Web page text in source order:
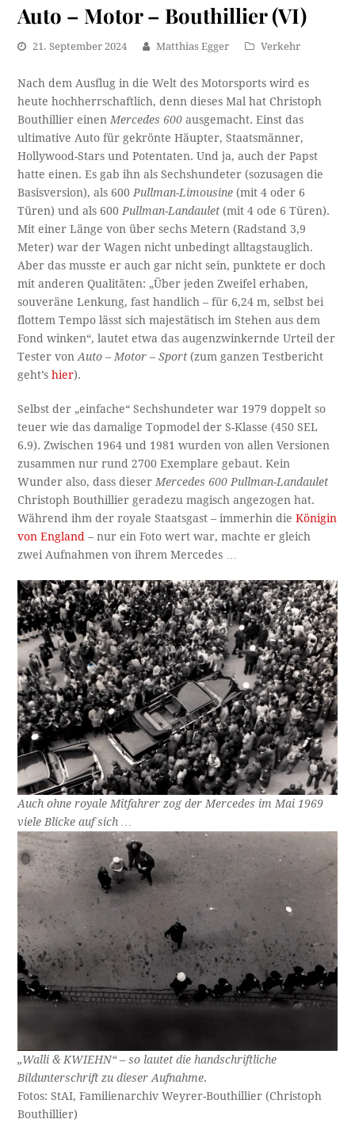
Auto – Motor – Bouthillier (VI)
21. September 2024 Matthias Egger Verkehr
Nach dem Ausflug in die Welt des Motorsports wird es
heute hochherrschaftlich, denn dieses Mal hat Christoph
Bouthillier einen Mercedes 600ausgemacht. Einst das
ultimative Auto für gekrönte Häupter, Staatsmänner,
Hollywood-Stars und Potentaten. Und ja, auch der Papst
hatte einen. Es gab ihn als Sechshundeter (sozusagen die
Basisversion), als 600 Pullman-Limousine (mit 4 oder 6
Türen) und als 600 Pullman-Landaulet(mit 4 ode 6 Türen).
Mit einer Länge von über sechs Metern (Radstand 3,9
Meter) war der Wagen nicht unbedingt alltagstauglich.
Aber das musste er auch gar nicht sein, punktete er doch
mit anderen Qualitäten: „Über jeden Zweifel erhaben,
souveräne Lenkung, fast handlich – für 6,24 m, selbst bei
flottem Tempo lässt sich majestätisch im Stehen aus dem
Fond winken“, lautet etwa das augenzwinkernde Urteil der
Tester vonAuto – Motor – Sport(zum ganzen Testbericht
geht’shier).
Selbst der „einfache“ Sechshundeter war 1979 doppelt so
teuer wie das damalige Topmodel der S-Klasse (450 SEL
6.9). Zwischen 1964 und 1981 wurden von allen Versionen
zusammen nur rund 2700 Exemplare gebaut. Kein
Wunder also, dass dieser Mercedes 600 Pullman-Landaulet
Christoph Bouthillier geradezu magisch angezogen hat.
Während ihm der royale Staatsgast – immerhin dieKönigin
von England – nur ein Foto wert war, machte er gleich
zwei Aufnahmen von ihrem Mercedes …
Auch ohne royale Mitfahrer zog der Mercedes im Mai 1969
viele Blicke auf sich …
„Walli & KWIEHN“ – so lautet die handschriftliche
Bildunterschrift zu dieser Aufnahme.
Fotos: StAI, Familienarchiv Weyrer-Bouthillier (Christoph
Bouthillier)